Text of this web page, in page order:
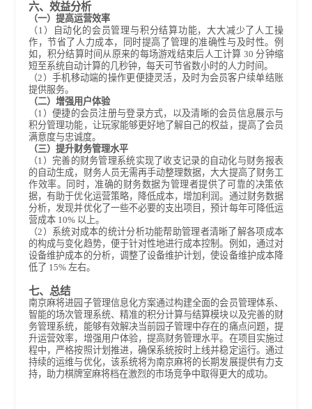
六、效益分析
（一）提高运营效率
（1）自动化的会员管理与积分结算功能，大大减少了人工操
作，节省了人力成本，同时提高了管理的准确性与及时性。例
如，积分结算时间从原来的每场游戏结束后人工计算 30 分钟缩
短至系统自动计算的几秒钟，每天可节省数小时的人力时间。
（2）手机移动端的操作更便捷灵活，及时为会员客户续单结账
提供服务。
（二）增强用户体验
（1）便捷的会员注册与登录方式，以及清晰的会员信息展示与
积分管理功能，让玩家能够更好地了解自己的权益，提高了会员
满意度与忠诚度。
（三）提升财务管理水平
（1）完善的财务管理系统实现了收支记录的自动化与财务报表
的自动生成，财务人员无需再手动整理数据，大大提高了财务工
作效率。同时，准确的财务数据为管理者提供了可靠的决策依
据，有助于优化运营策略，降低成本，增加利润。通过财务数据
分析，发现并优化了一些不必要的支出项目，预计每年可降低运
营成本 10% 以上。
（2）系统对成本的统计分析功能帮助管理者清晰了解各项成本
的构成与变化趋势，便于针对性地进行成本控制。例如，通过对
设备维护成本的分析，调整了设备维护计划，使设备维护成本降
低了 15% 左右。
七、总结
南京麻将进园子管理信息化方案通过构建全面的会员管理体系、
智能的场次管理系统、精准的积分计算与结算模块以及完善的财
务管理系统，能够有效解决当前园子管理中存在的痛点问题，提
升运营效率，增强用户体验，提高财务管理水平。在项目实施过
程中，严格按照计划推进，确保系统按时上线并稳定运行。通过
持续的运维与优化，该系统将为南京麻将的长期发展提供有力支
持，助力棋牌室麻将档在激烈的市场竞争中取得更大的成功。